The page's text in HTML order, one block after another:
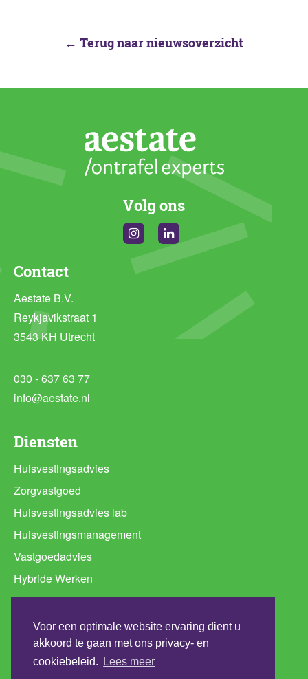
Voor een optimale website ervaring dient u
akkoord te gaan met ons privacy- en
cookiebeleid.
Lees meer
← Terug naar nieuwsoverzicht
Volg ons
InstagramLinkedin
Diensten
Huisvestingsadvies
Zorgvastgoed
Huisvestingsadvies lab
Huisvestingsmanagement
Vastgoedadvies
Hybride Werken
Ruimtebehoefte analyse
Programma van Eisen huisvesting
Werkplekconcepten
Duurzaamheidsadvies
Contact
Aestate B.V.
Reykjavikstraat 1
3543 KH Utrecht
030 - 637 63 77
info@aestate.nl